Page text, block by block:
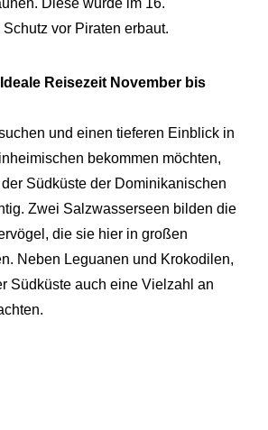
vor Piraten erbaut.
Ideale Reisezeit November bis
und einen tieferen Einblick in
bekommen möchten,
Südküste der Dominikanischen
Zwei Salzwasserseen bilden die
die sie hier in großen
Neben Leguanen und Krokodilen,
Südküste auch eine Vielzahl an